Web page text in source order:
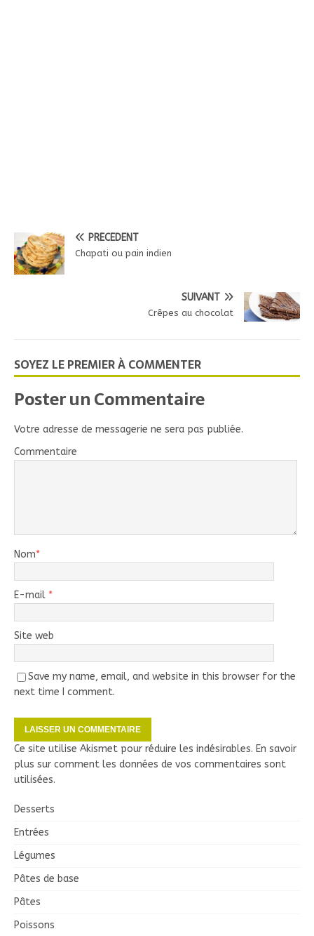
PRÉCÉDENT
Chapati ou pain indien
SUIVANT
Crêpes au chocolat
SOYEZ LE PREMIER À COMMENTER
Poster un Commentaire
Votre adresse de messagerie ne sera pas publiée.
Commentaire
Nom*
E-mail *
Site web
Save my name, email, and website in this browser for the
next time I comment.
Ce site utilise Akismet pour réduire les indésirables. En savoir
plus sur comment les données de vos commentaires sont
utilisées.
Desserts
Entrées
Légumes
Pâtes de base
Pâtes
Poissons